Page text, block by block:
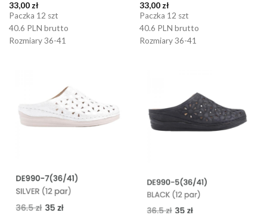
33,00zł
Paczka 12 szt
40.6 PLN brutto
Rozmiary 36-41
33,00zł
Paczka 12 szt
40.6 PLN brutto
Rozmiary 36-41